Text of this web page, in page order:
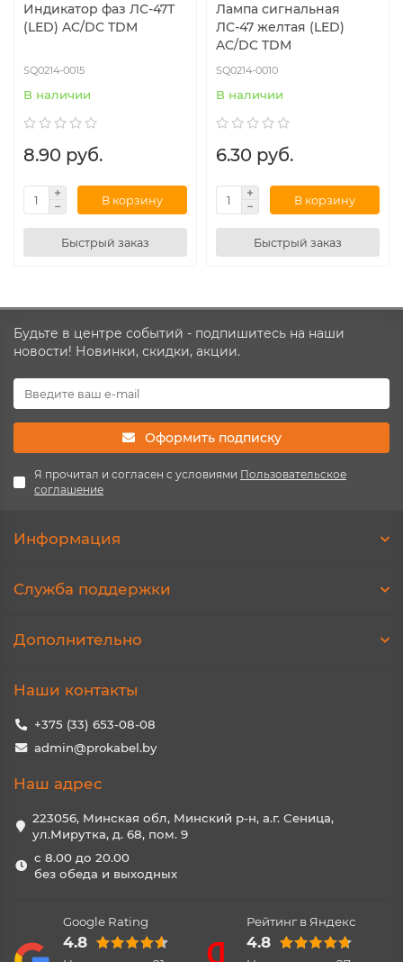
Индикатор фаз ЛС-47Т
(LED) AC/DC TDM
SQ0214-0015
В наличии
8.90 руб.
В корзину
Быстрый заказ
Лампа сигнальная
ЛС-47 желтая (LED)
AC/DC TDM
SQ0214-0010
В наличии
6.30 руб.
В корзину
Быстрый заказ
Будьте в центре событий - подпишитесь на наши
новости! Новинки, скидки, акции.
Оформить подписку
Я прочитал и согласен с условиями Пользовательское
соглашение
Информация
Служба поддержки
Дополнительно
Наши контакты
+375 (33) 653-08-08
admin@prokabel.by
Наш адрес
223056, Минская обл, Минский р-н, а.г. Сеница,
ул.Мирутка, д. 68, пом. 9
с 8.00 до 20.00
без обеда и выходных
Google Rating
4.8
Рейтинг в Яндекс
4.8